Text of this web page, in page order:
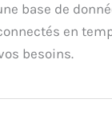
base de
en
besoins.